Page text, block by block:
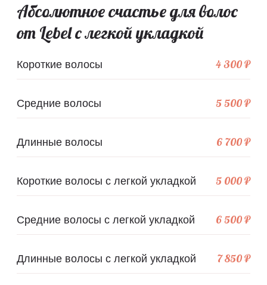
Абсолютное счастье для волос
от Lebel с легкой укладкой
Короткие волосы 4 300 ₽
Средние волосы 5 500 ₽
Длинные волосы 6 700 ₽
Короткие волосы с легкой укладкой 5 000 ₽
Средние волосы с легкой укладкой 6 500 ₽
Длинные волосы с легкой укладкой 7 850 ₽